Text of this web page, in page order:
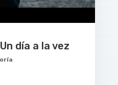
día a la vez